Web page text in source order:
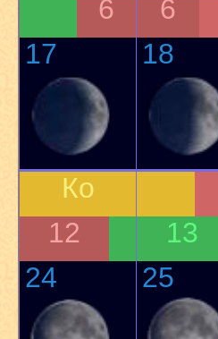
6
17
6
18
Ко
12
24
13
25